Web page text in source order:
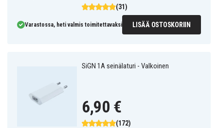
(31)
Varastossa, heti valmis toimitettavaksi LISÄÄ OSTOSKORIIN
SiGN 1A seinälaturi - Valkoinen
(172)
6,90 €